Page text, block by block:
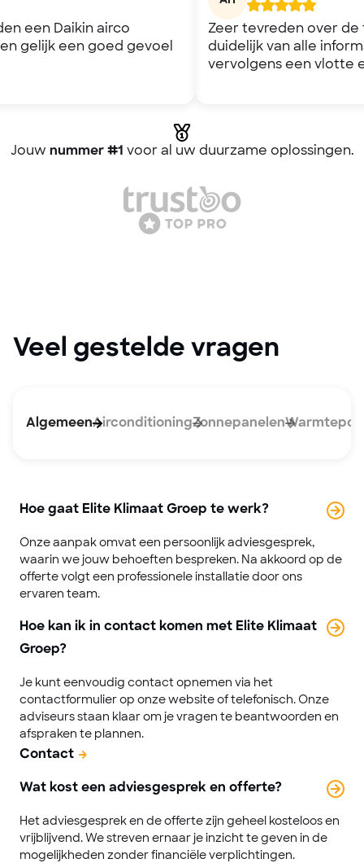
een Daikin airco
gelijk een goed gevoel
Zeer tevreden over de
duidelijk van alle
vervolgens een vlotte
Jouw nummer #1 voor al uw duurzame oplossingen.
Veel gestelde vragen
AlgemeenAirconditioningZonnepanelen
Hoe gaat Elite Klimaat Groep te werk?
Onze aanpak omvat een persoonlijk adviesgesprek,
waarin we jouw behoeften bespreken. Na akkoord op de
offerte volgt een professionele installatie door ons
ervaren team.
Hoe kan ik in contact komen met Elite Klimaat
Groep?
Je kunt eenvoudig contact opnemen via het
contactformulier op onze website of telefonisch. Onze
adviseurs staan klaar om je vragen te beantwoorden en
afspraken te plannen.
Contact
Wat kost een adviesgesprek en offerte?
Het adviesgesprek en de offerte zijn geheel kosteloos en
vrijblijvend. We streven ernaar je inzicht te geven in de
mogelijkheden zonder financiële verplichtingen.